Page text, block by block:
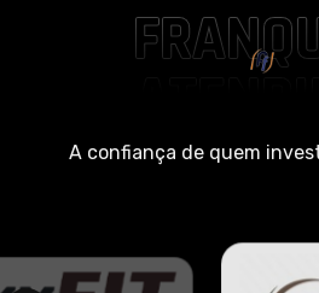
A confiança de quem